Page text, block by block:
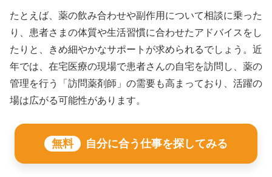
たとえば、薬の飲み合わせや副作用について相談に乗った
り、患者さまの体質や生活習慣に合わせたアドバイスをし
たりと、きめ細やかなサポートが求められるでしょう。近
年では、在宅医療の現場で患者さんの自宅を訪問し、薬の
管理を行う「訪問薬剤師」の需要も高まっており、活躍の
場は広がる可能性があります。
無料 自分に合う仕事を探してみる